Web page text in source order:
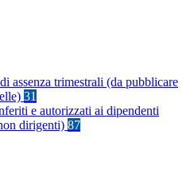
assenza trimestrali (da pubblicare
31
e autorizzati ai dipendenti
dirigenti) 87